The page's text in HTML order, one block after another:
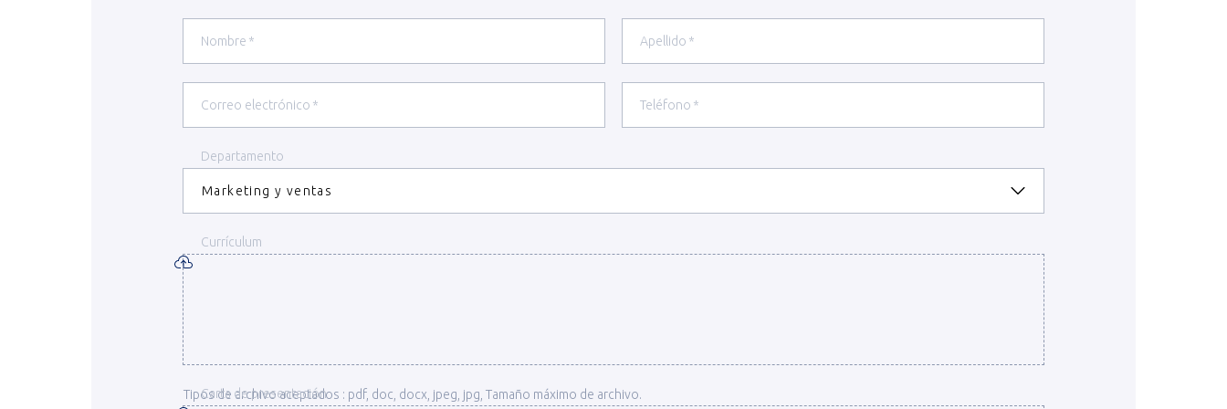
Nombre (Required) Apellido (Required)
Correo electrónico (Required) Teléfono (Required)
Departamento
Marketing y ventas
Currículum
Tipos de archivo aceptados : pdf, doc, docx, jpeg, jpg, Tamaño máximo de archivo.
Carta de presentación